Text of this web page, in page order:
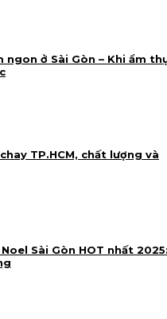
ở Sài Gòn – Khi ẩm
TP.HCM, chất lượng và
Sài Gòn HOT nhất